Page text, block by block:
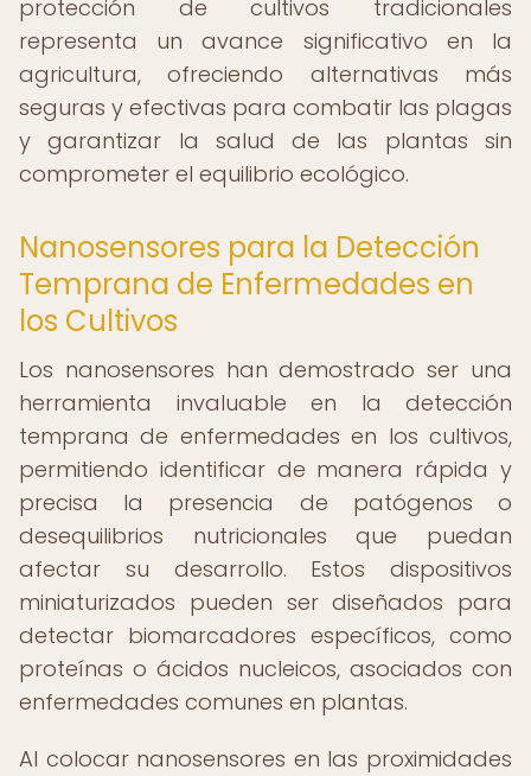
protección de cultivos tradicionales
representa un avance significativo en la
agricultura, ofreciendo alternativas más
seguras y efectivas para combatir las plagas
y garantizar la salud de las plantas sin
comprometer el equilibrio ecológico.
Nanosensores para la Detección
Temprana de Enfermedades en
los Cultivos
Los nanosensores han demostrado ser una
herramienta invaluable en la detección
temprana de enfermedades en los cultivos,
permitiendo identificar de manera rápida y
precisa la presencia de patógenos o
desequilibrios nutricionales que puedan
afectar su desarrollo. Estos dispositivos
miniaturizados pueden ser diseñados para
detectar biomarcadores específicos, como
proteínas o ácidos nucleicos, asociados con
enfermedades comunes en plantas.
Al colocar nanosensores en las proximidades